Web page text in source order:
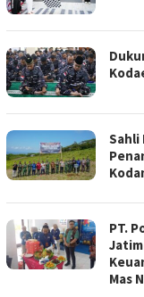
Sahli
PT.
Mas